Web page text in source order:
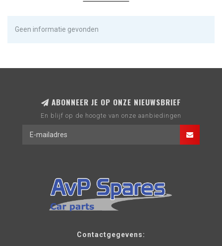
Geen informatie gevonden
ABONNEER JE OP ONZE NIEUWSBRIEF
En blijf op de hoogte van onze aanbiedingen
Contactgegevens: